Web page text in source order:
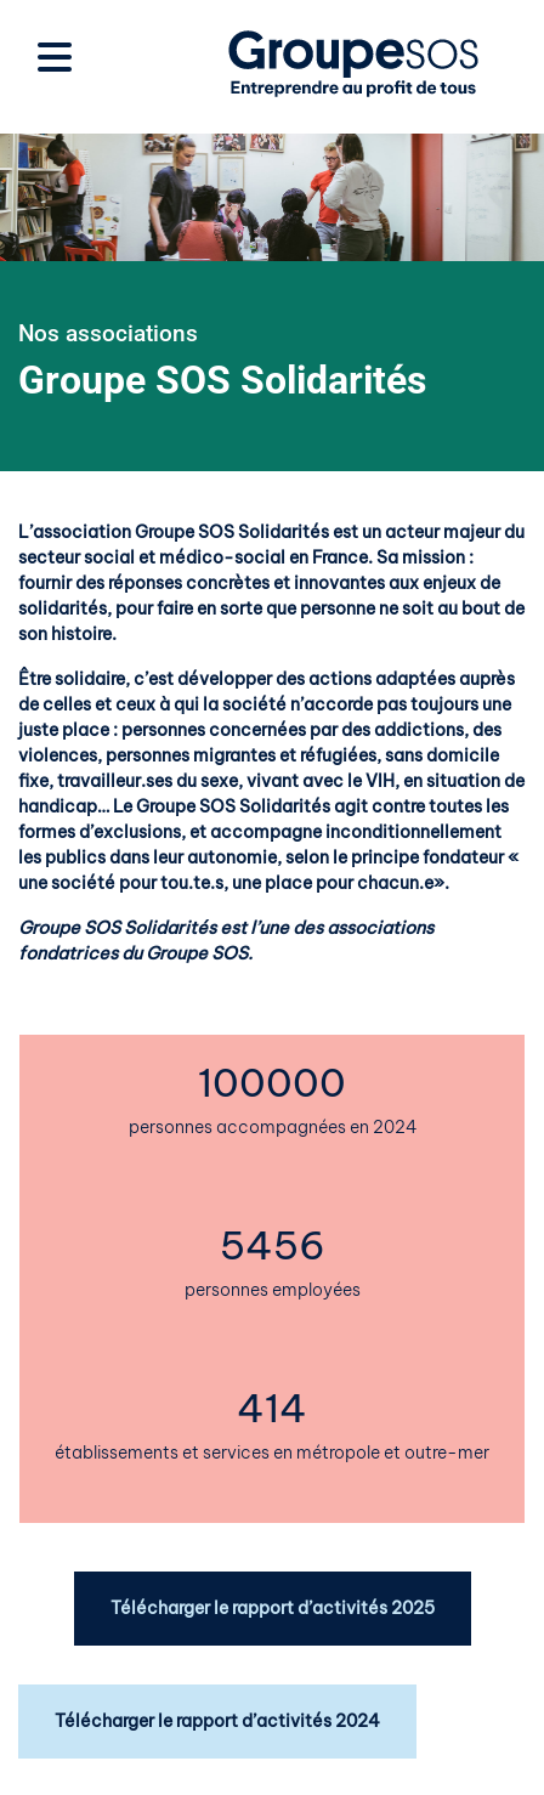
Nos associations
Groupe SOS Solidarités
L’association Groupe SOS Solidarités est un acteur majeur du
secteur social et médico-social en France. Sa mission :
fournir des réponses concrètes et innovantes aux enjeux de
solidarités, pour faire en sorte que personne ne soit au bout de
son histoire.
Être solidaire, c’est développer des actions adaptées auprès
de celles et ceux à qui la société n’accorde pas toujours une
juste place : personnes concernées par des addictions, des
violences, personnes migrantes et réfugiées, sans domicile
fixe, travailleur.ses du sexe, vivant avec le VIH, en situation de
handicap… Le Groupe SOS Solidarités agit contre toutes les
formes d’exclusions, et accompagne inconditionnellement
les publics dans leur autonomie, selon le principe fondateur «
une société pour tou.te.s, une place pour chacun.e».
Groupe SOS Solidarités est l’une des associations
fondatrices du Groupe SOS.
100000
personnes accompagnées en 2024
5456
personnes employées
416
établissements et services en métropole et outre-mer
Télécharger le rapport d’activités 2025
Télécharger le rapport d’activités 2024